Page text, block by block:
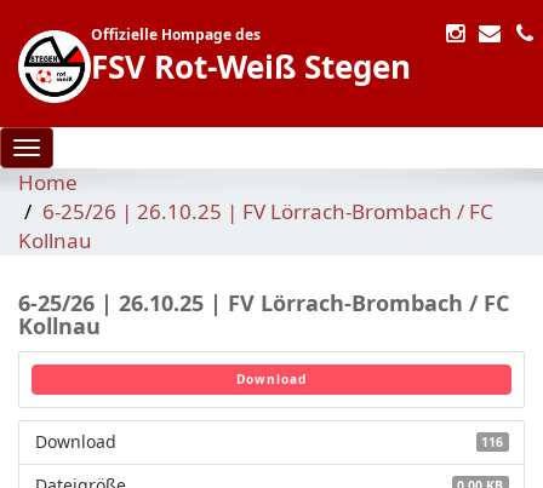
Offizielle Hompage des
FSV Rot-Weiß Stegen
Toggle navigation
Home
6-25/26 | 26.10.25 | FV Lörrach-Brombach / FC
Kollnau
6-25/26 | 26.10.25 | FV Lörrach-Brombach / FC
Kollnau
Download
Download 116